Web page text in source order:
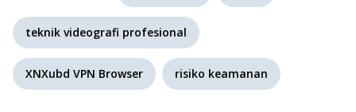
teknik videografi profesional
XNXubd VPN Browser risiko keamanan